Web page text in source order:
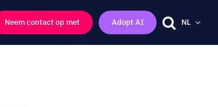
Neem contact op met Adopt AI NL